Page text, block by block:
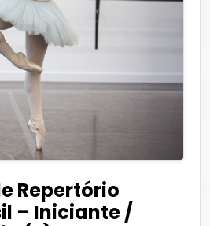
Repertório
– Iniciante /